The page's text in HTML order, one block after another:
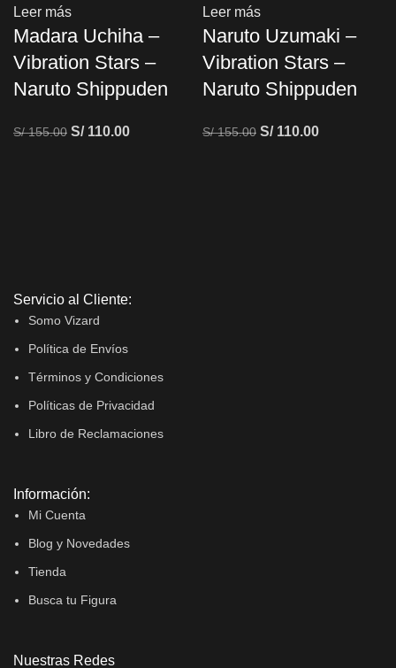
Leer más
Madara Uchiha –
Vibration Stars –
Naruto Shippuden
S/155.00 S/110.00
Leer más
Naruto Uzumaki –
Vibration Stars –
Naruto Shippuden
S/155.00 S/110.00
Servicio al Cliente:
Somo Vizard
Política de Envíos
Términos y Condiciones
Políticas de Privacidad
Libro de Reclamaciones
Información:
Mi Cuenta
Blog y Novedades
Tienda
Busca tu Figura
Nuestras Redes